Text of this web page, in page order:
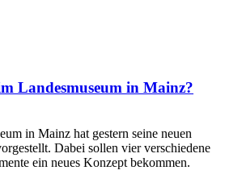
Landesmuseum in Mainz?
in Mainz hat gestern seine neuen
Dabei sollen vier verschiedene
ein neues Konzept bekommen.